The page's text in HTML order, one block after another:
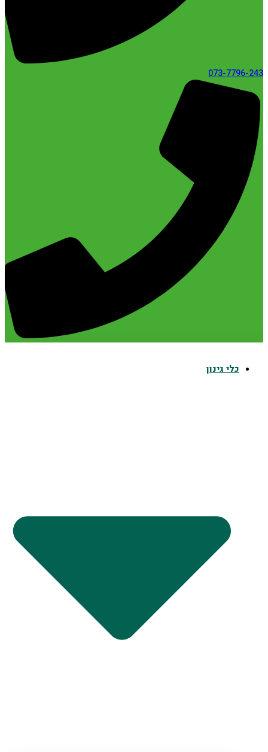
073-7796-243
כלי גינון